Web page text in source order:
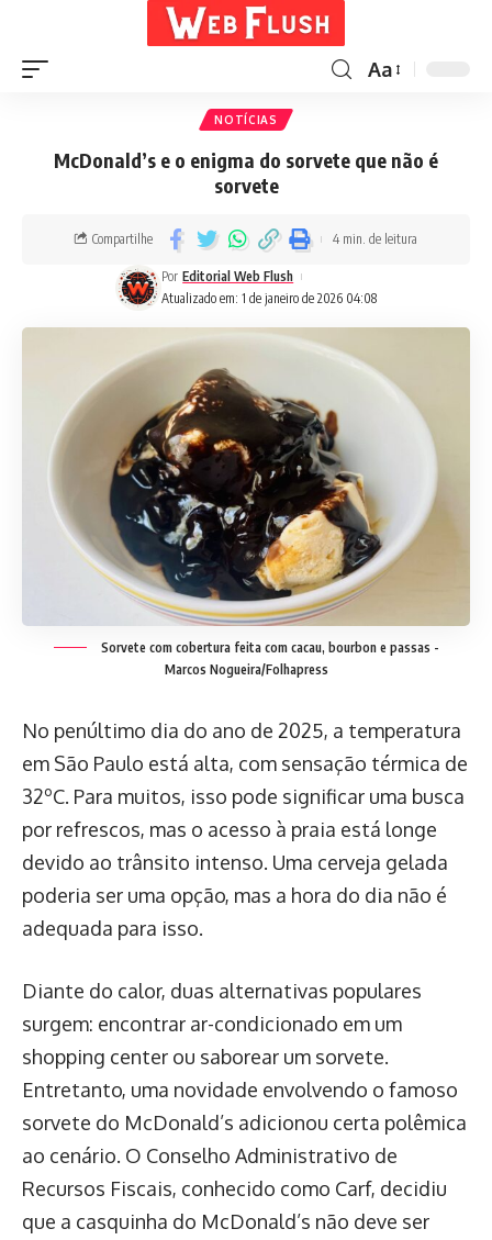
Aa
NOTÍCIAS
McDonald’s e o enigma do sorvete que não é
sorvete
Atualizado em: 1 de janeiro de 2026 04:08
Por Editorial Web Flush
Compartilhe 4 min. de leitura
Sorvete com cobertura feita com cacau, bourbon e passas -
Marcos Nogueira/Folhapress
No penúltimo dia do ano de 2025, a temperatura
em São Paulo está alta, com sensação térmica de
32ºC. Para muitos, isso pode significar uma busca
por refrescos, mas o acesso à praia está longe
devido ao trânsito intenso. Uma cerveja gelada
poderia ser uma opção, mas a hora do dia não é
adequada para isso.
Diante do calor, duas alternativas populares
surgem: encontrar ar-condicionado em um
shopping center ou saborear um sorvete.
Entretanto, uma novidade envolvendo o famoso
sorvete do McDonald’s adicionou certa polêmica
ao cenário. O Conselho Administrativo de
Recursos Fiscais, conhecido como Carf, decidiu
que a casquinha do McDonald’s não deve ser